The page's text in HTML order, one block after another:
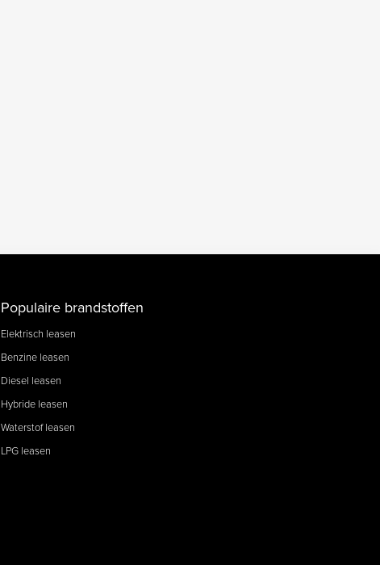
Populaire brandstoffen
Elektrisch leasen
Benzine leasen
Diesel leasen
Hybride leasen
Waterstof leasen
LPG leasen